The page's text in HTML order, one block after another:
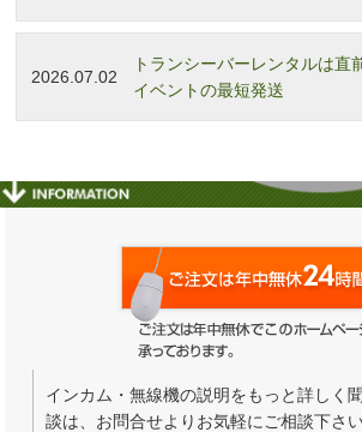
2026.07.02
トランシーバーレンタルは直
イベントの最短発送
インカム・無線機の説明をもっと詳しく
談は、お問合せよりお気軽にご相談下さい